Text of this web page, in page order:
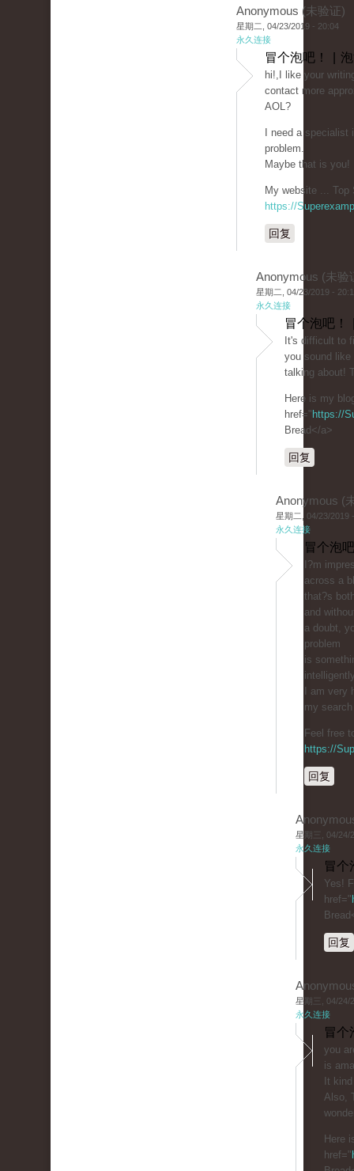
Anonymous (未验证)
星期二, 04/23/2019 - 20:04
永久连接
冒个泡吧！ |
hi!,I like your
contact more
AOL?
I need a
problem.
Maybe that is you!
My website ... Top
https://
回复
Anonymous (未验
星期二, 04/23/2019 -
永久连接
冒个泡吧！
It's difficult to
you sound like
talking about!
Here is my
href=" https://
Bread</a>
回复
Anonymous (
星期二, 04/23/2019
永久连接
冒个泡
I?m
across a
that?s
and
a doubt,
problem
is
I am
my
Feel free
https://
回复
星期三, 04/24/
永久连接
冒个
Yes!
href="
回复
星期三, 04/24/
永久连接
冒个
you
is
It
Also,
Here
href="